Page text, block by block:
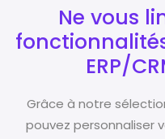
Ne vous
ERP/
Grâce à notre
pouvez personnaliser